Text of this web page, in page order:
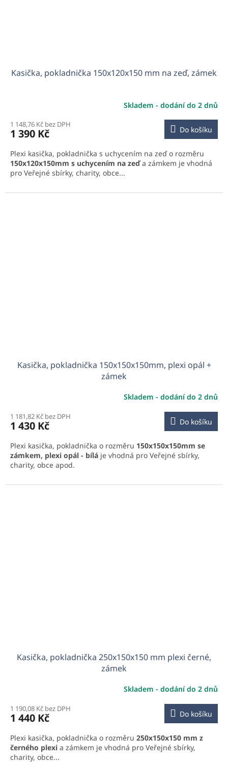
Kasička, pokladnička 150x120x150 mm na zeď, zámek
Skladem - dodání do 2 dnů
1 148,76 Kč bez DPH
1 390 Kč Do košíku
Plexi kasička, pokladnička s uchycením na zeď o rozměru
150x120x150mm s uchycením na zeďa zámkem je vhodná
pro Veřejné sbírky, charity, obce...
Kasička, pokladnička 150x150x150mm, plexi opál +
zámek
Skladem - dodání do 2 dnů
1 181,82 Kč bez DPH
1 430 Kč Do košíku
Plexi kasička, pokladnička o rozměru 150x150x150mm se
zámkem, plexi opál - bílá je vhodná pro Veřejné sbírky,
charity, obce apod.
Kasička, pokladnička 250x150x150 mm plexi černé,
zámek
Skladem - dodání do 2 dnů
1 190,08 Kč bez DPH
1 440 Kč Do košíku
Plexi kasička, pokladnička o rozměru 250x150x150 mm z
černého plexi a zámkem je vhodná pro Veřejné sbírky,
charity, obce...